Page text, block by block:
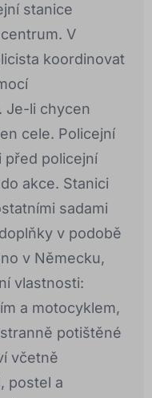
stanice
V
koordinovat
Je-li chycen
cele. Policejní
před policejní
akce. Stanici
sadami
v podobě
v Německu,
vlastnosti:
a motocyklem,
potištěné
včetně
postel a